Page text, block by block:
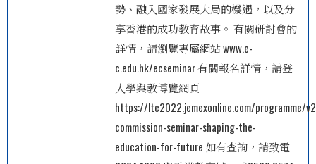
勢、融入國家發展大局的機遇，以及分
享香港的成功教育故事。 有關研討會的
詳情，請瀏覽專屬網站 www.e-
c.edu.hk/ecseminar 有關報名詳情，請登
入學與教博覽網頁
https://lte2022.jemexonline.com/programme/
commission-seminar-shaping-the-
education-for-future 如有查詢，請致電